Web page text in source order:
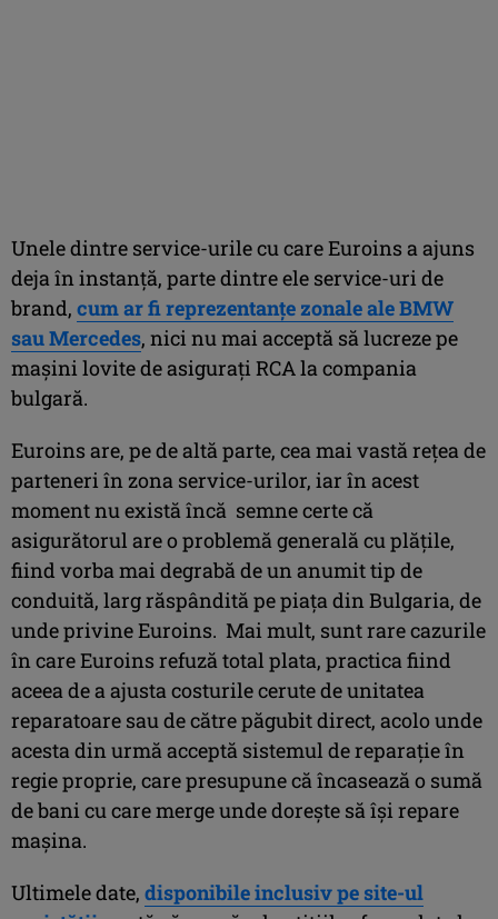
Unele dintre service-urile cu care Euroins a ajuns
deja în instanță, parte dintre ele service-uri de
brand, cum ar fi reprezentanțe zonale ale BMW
sau Mercedes, nici nu mai acceptă să lucreze pe
mașini lovite de asigurați RCA la compania
bulgară.
Euroins are, pe de altă parte, cea mai vastă rețea de
parteneri în zona service-urilor, iar în acest
moment nu există încă semne certe că
asigurătorul are o problemă generală cu plățile,
fiind vorba mai degrabă de un anumit tip de
conduită, larg răspândită pe piața din Bulgaria, de
unde privine Euroins. Mai mult, sunt rare cazurile
în care Euroins refuză total plata, practica fiind
aceea de a ajusta costurile cerute de unitatea
reparatoare sau de către păgubit direct, acolo unde
acesta din urmă acceptă sistemul de reparație în
regie proprie, care presupune că încasează o sumă
de bani cu care merge unde dorește să își repare
mașina.
Ultimele date, disponibile inclusiv pe site-ul